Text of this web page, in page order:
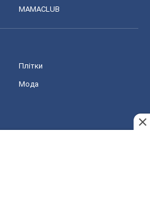
MAMACLUB
Плітки
Мода